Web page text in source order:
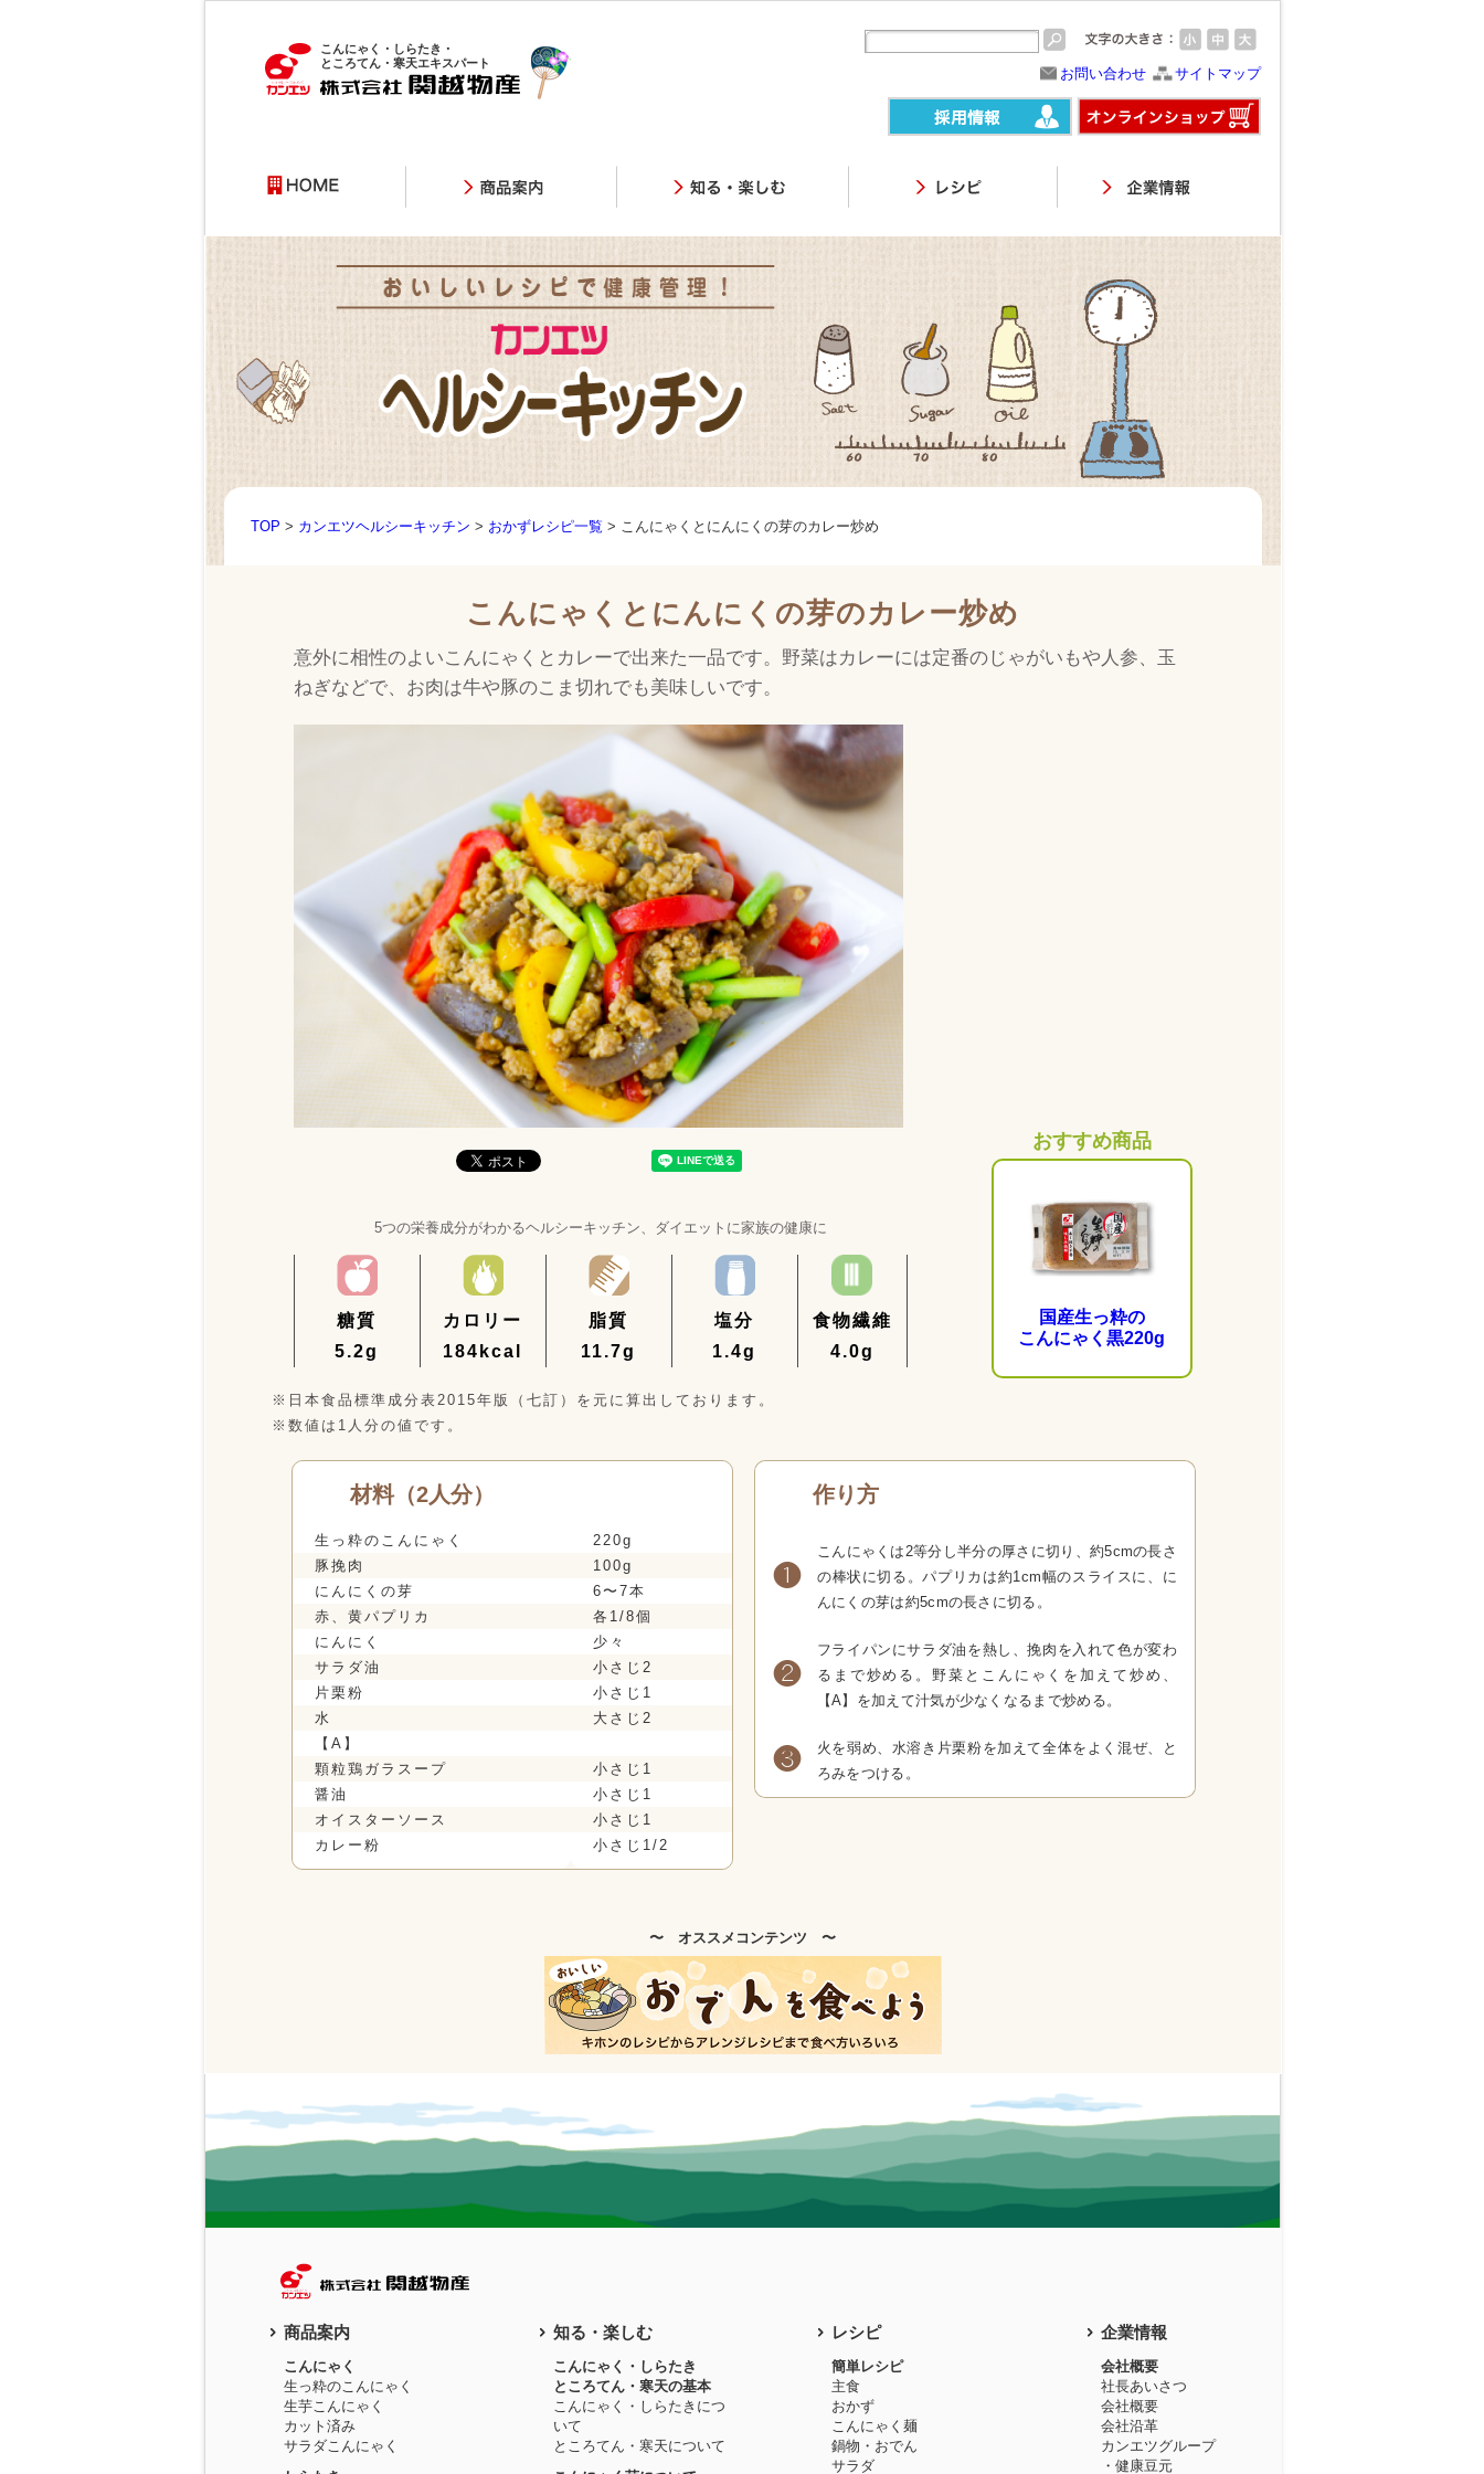
こんにゃく・しらたき・
ところてん・寒天エキスパート
お問い合わせ サイトマップ
TOP > カンエツヘルシーキッチン > おかずレシピ一覧 > こんにゃくとにんにくの芽のカレー炒め
こんにゃくとにんにくの芽のカレー炒め
意外に相性のよいこんにゃくとカレーで出来た一品です。野菜はカレーには定番のじゃがいもや人参、玉
ねぎなどで、お肉は牛や豚のこま切れでも美味しいです。
おすすめ商品
国産生っ粋の
こんにゃく黒220g
5つの栄養成分がわかるヘルシーキッチン、 ダイエットに家族の健康に
糖質
5.2g
カロリー
184kcal
脂質
11.7g
塩分
1.4g
食物繊維
4.0g
※日本食品標準成分表2015年版（七訂）を元に算出しております。
※数値は1人分の値です。
材料（2人分）
生っ粋のこんにゃく
220g
豚挽肉
100g
にんにくの芽
6〜7本
赤、黄パプリカ
各1/8個
にんにく
少々
サラダ油
小さじ2
片栗粉
小さじ1
水
大さじ2
【A】
顆粒鶏ガラスープ
小さじ1
醤油
小さじ1
オイスターソース
小さじ1
カレー粉
小さじ1/2
作り方
❶
こんにゃくは2等分し半分の厚さに切り、約5cmの長さ
の棒状に切る。パプリカは約1cm幅のスライスに、に
んにくの芽は約5cmの長さに切る。
❷
フライパンにサラダ油を熱し、挽肉を入れて色が変わ
るまで炒める。野菜とこんにゃくを加えて炒め、
【A】を加えて汁気が少なくなるまで炒める。
❸
火を弱め、水溶き片栗粉を加えて全体をよく混ぜ、と
ろみをつける。
〜 オススメコンテンツ 〜
商品案内
こんにゃく
生っ粋のこんにゃく
生芋こんにゃく
カット済み
サラダこんにゃく
知る・楽しむ
こんにゃく・しらたき
ところてん・寒天の基本
こんにゃく・しらたきにつ
いて
ところてん・寒天について
レシピ
簡単レシピ
主食
おかず
こんにゃく麺
鍋物・おでん
サラダ
企業情報
会社概要
社長あいさつ
会社概要
会社沿革
カンエツグループ
・健康豆元